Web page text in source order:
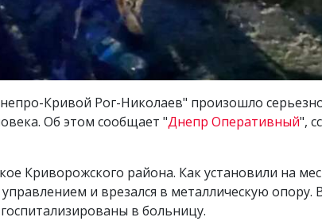
Кривой Рог-Николаев" произошло
Об этом сообщает "Днепр Оперативный",
Криворожского района. Как установили на
управлением и врезался в металлическую
в больницу.